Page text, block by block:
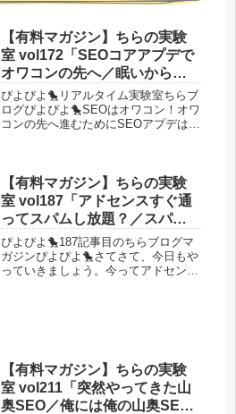
【有料マガジン】ちらの実験
室 vol172「SEOコアアプデで
オワコンの先へ／眠いから続
きは明日」
ぴよぴよ🐤リアルタイム実験室ちらブ
ログぴよぴよ🐤SEOはオワコン！オワ
コンの先へ進むためにSEOアプデは全
のアプデ状況は結局悲惨なままです...
【有料マガジン】ちらの実験
室 vol187「アドセンスすぐ通
ってスパムし放題？／スパム
外注大作戦進捗／物販収益計
算ミス発覚」
ぴよぴよ🐤187記事目のちらブログマ
ガジンぴよぴよ🐤さてさて、今日もや
っていきましょう。今ってアドセンス
【有料マガジン】ちらの実験
室 vol211「突然やってきた山
奥SEO／俺には俺の山奥SEO